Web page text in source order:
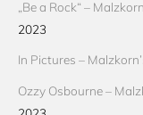
„Be a Rock“ –
2023
In Pictures –
Ozzy Osbourne –